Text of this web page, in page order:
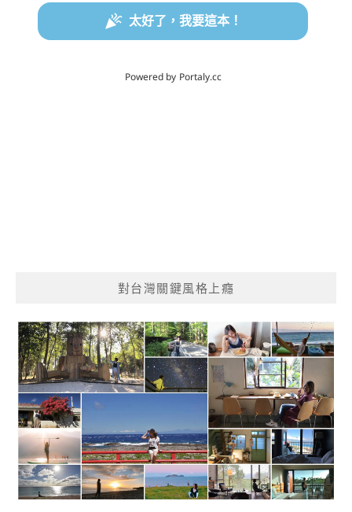
對台灣關鍵風格上癮